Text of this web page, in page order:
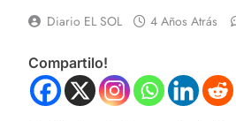
Diario EL SOL 4 Años Atrás
Compartilo!